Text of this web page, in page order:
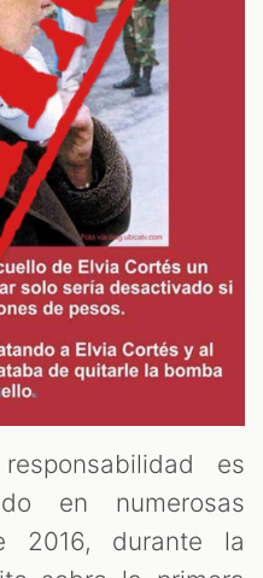
es
en numerosas
2016, durante la